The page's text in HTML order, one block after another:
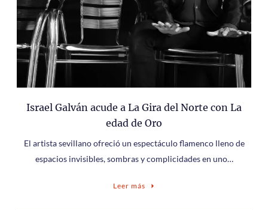
Israel Galván acude a La Gira del Norte con La
edad de Oro
El artista sevillano ofreció un espectáculo flamenco lleno de
espacios invisibles, sombras y complicidades en uno…
Leer más